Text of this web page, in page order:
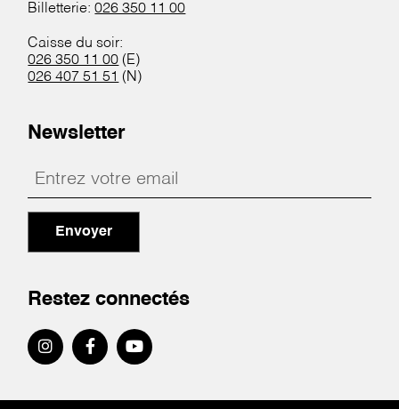
Billetterie:026 350 11 00
Caisse du soir:
026 350 11 00 (E)
026 407 51 51 (N)
Newsletter
Envoyer
Restez connectés